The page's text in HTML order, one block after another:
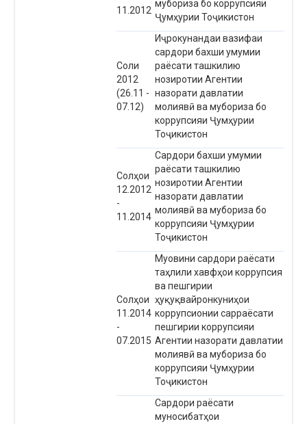
11.2012
мубориза бо коррупсияи
Ҷумҳурии Тоҷикистон
Соли
2012
(26.11 -
07.12)
Иҷрокунандаи вазифаи
сардори бахши умумии
раёсати ташкилию
нозиротии Агентии
назорати давлатии
молиявӣ ва мубориза бо
коррупсияи Ҷумҳурии
Тоҷикистон
Солҳои
12.2012
-
11.2014
Сардори бахши умумии
раёсати ташкилию
нозиротии Агентии
назорати давлатии
молиявӣ ва мубориза бо
коррупсияи Ҷумҳурии
Тоҷикистон
Солҳои
11.2014
-
07.2015
Муовини сардори раёсати
таҳлили хавфҳои коррупсия
ва пешгирии
ҳуқуқвайронкуниҳои
коррупсионии сарраёсати
пешгирии коррупсияи
Агентии назорати давлатии
молиявӣ ва мубориза бо
коррупсияи Ҷумҳурии
Тоҷикистон
Сардори раёсати
муносибатҳои